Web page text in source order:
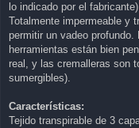
lo indicado por el
Totalmente impermeable y
permitir un vadeo
herramientas están bien
real, y las cremalleras son
sumergibles).
Características:
Tejido transpirable de 3